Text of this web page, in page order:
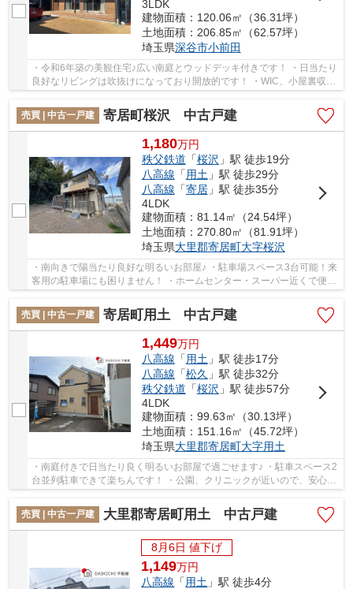
3LDK
建物面積：120.06㎡（36.31坪）
土地面積：206.85㎡（62.57坪）
埼玉県深谷市小前田
・令和6年築の美観住宅♪広い南庭とウッドデッキ付きです！ ・日当たり
良好なリビングは吹抜けになっており開放的です！ ・WIC、小屋裏収
売買 | 中古一戸建
寄居町桜沢 中古戸建
1,180万円
秩父鉄道 「桜沢 」駅 徒歩19分
八高線 「 用土 」駅 徒歩29分
八高線 「寄居」駅 徒歩35分
4LDK
建物面積：81.14㎡（24.54坪）
土地面積：270.80㎡（81.91坪）
埼玉県大里郡寄居町大字桜沢
・南向きで陽当たり良好な明るいお部屋♪ ・駐車場スペース3台可能！来
客用の駐車場にも困りません！ ・ホームセンター・スーパー近くで便利
売買 | 中古一戸建
寄居町用土 中古戸建
1,449万円
八高線 「 用土 」駅 徒歩17分
八高線 「松久 」駅 徒歩32分
秩父鉄道 「桜沢 」駅 徒歩57分
4LDK
建物面積：99.63㎡（30.13坪）
土地面積：151.16㎡（45.72坪）
埼玉県大里郡寄居町大字用土
・南庭付きで日当たり良く明るいお部屋で過ごせます♪ ・駐車スペース2
台並列駐車できて楽ちんです！ ・公園、クリニックが近いので、安心♪
いつでもお気軽にお声がけください♪ 駅から...
売買 | 中古一戸建
大里郡寄居町用土 中古戸建
8月6日 値下げ
1,149万円
八高線 「 用土 」駅 徒歩4分